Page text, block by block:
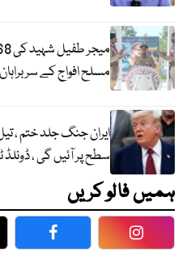
مسلح افواج کے
ایران جنگ جلد ختم ،
سطح پر آئیں گی ،
ہمیں فالو کریں
Facebook